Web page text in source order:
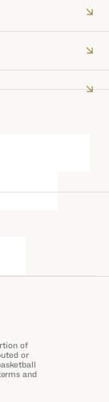
of
or
and